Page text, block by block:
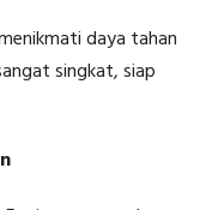
daya tahan
singkat, siap